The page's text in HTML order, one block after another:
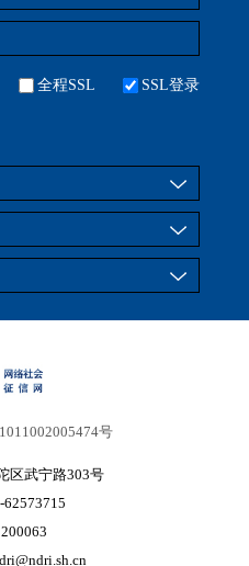
全程SSL SSL登录
号
区武宁路303号